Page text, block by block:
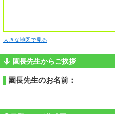
大きな地図で見る
園長先生からご挨拶
園長先生のお名前：